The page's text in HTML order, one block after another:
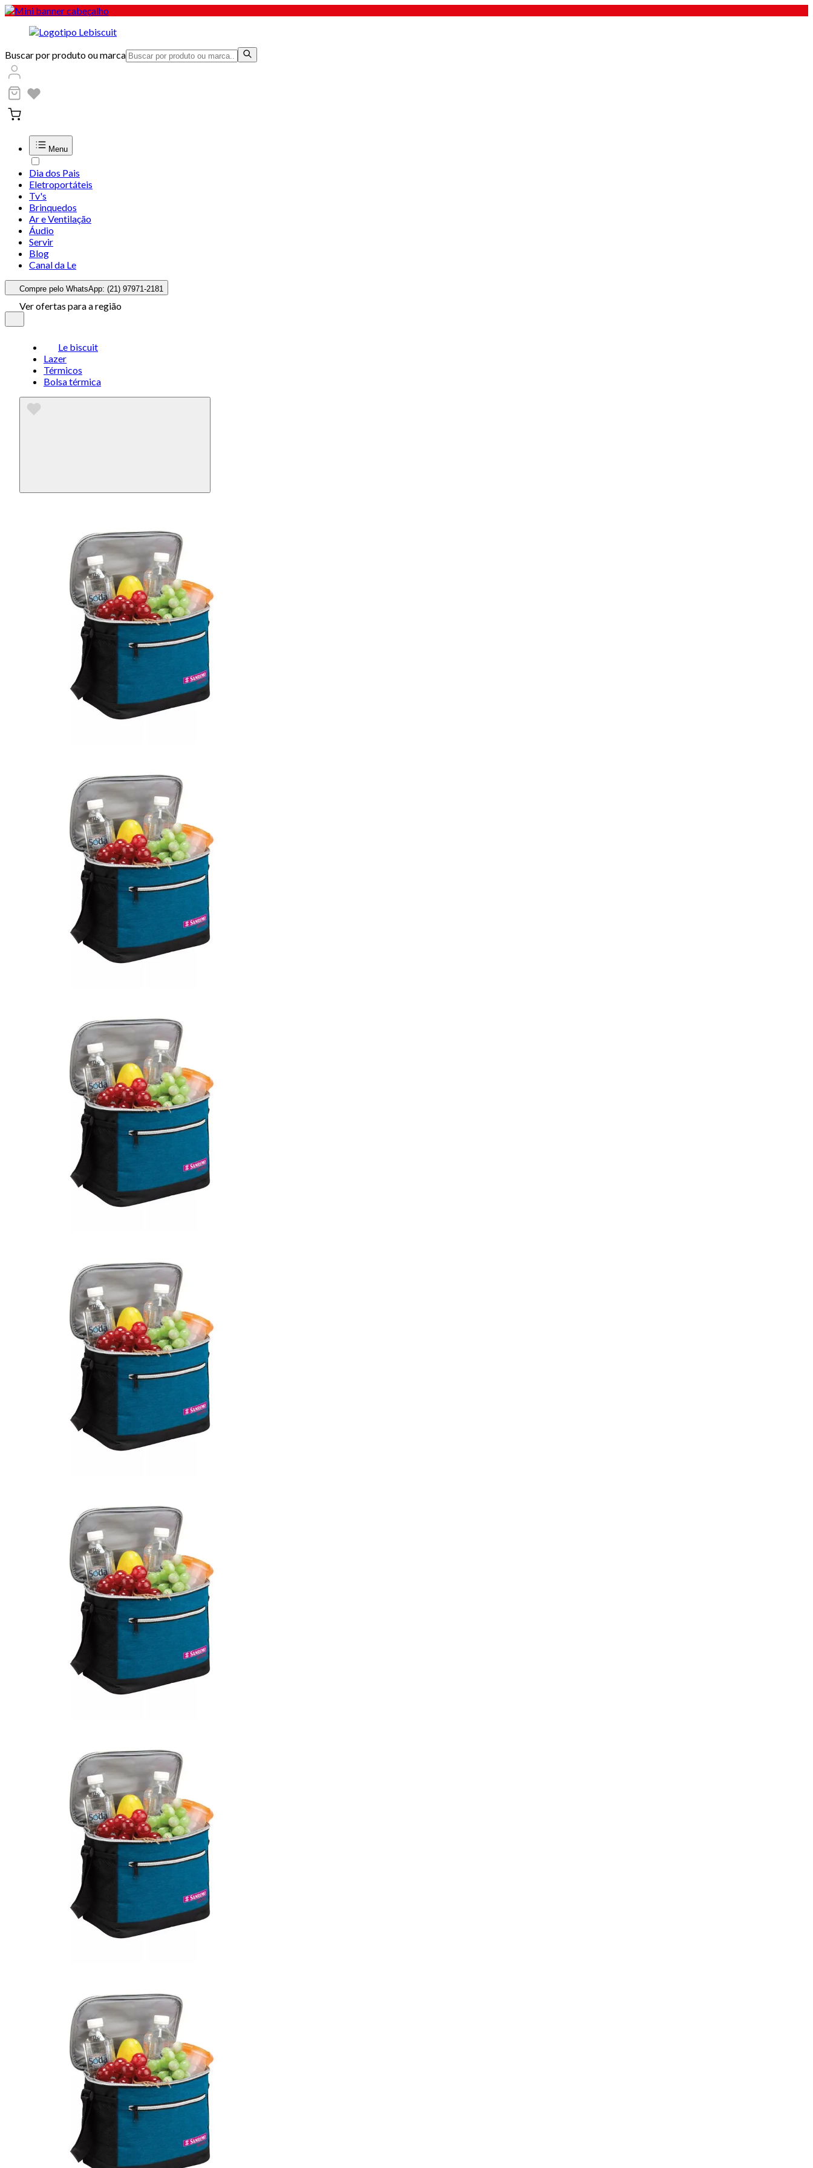
Buscar por produto ou marca
Menu
Dia dos Pais
Eletroportáteis
Tv's
Brinquedos
Ar e Ventilação
Áudio
Servir
Blog
Canal da Le
Compre pelo WhatsApp: (21) 97971-2181
Ver ofertas para a região
Le biscuit
Lazer
Térmicos
Bolsa térmica